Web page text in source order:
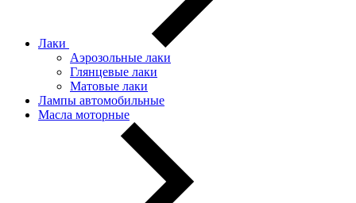
Лаки
Аэрозольные лаки
Глянцевые лаки
Матовые лаки
Лампы автомобильные
Масла моторные